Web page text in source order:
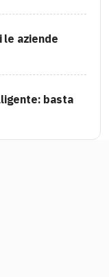
le aziende
basta